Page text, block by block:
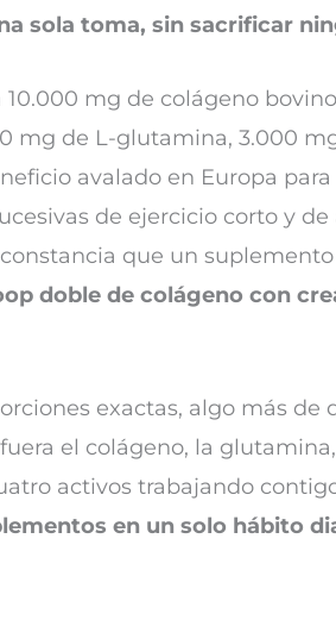
sola toma, sin sacrificar
10.000 mg de colágeno
mg de L-glutamina, 3.000
avalado en Europa
de ejercicio corto y
que un
doble de colágeno con
exactas, algo más
el colágeno, la
activos trabajando
en un solo hábito